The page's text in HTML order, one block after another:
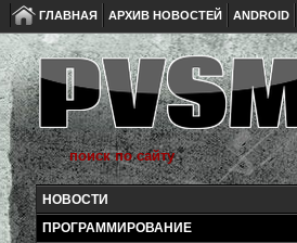
ГЛАВНАЯ АРХИВ НОВОСТЕЙ ANDROID
НОВОСТИ
ПРОГРАММИРОВАНИЕ